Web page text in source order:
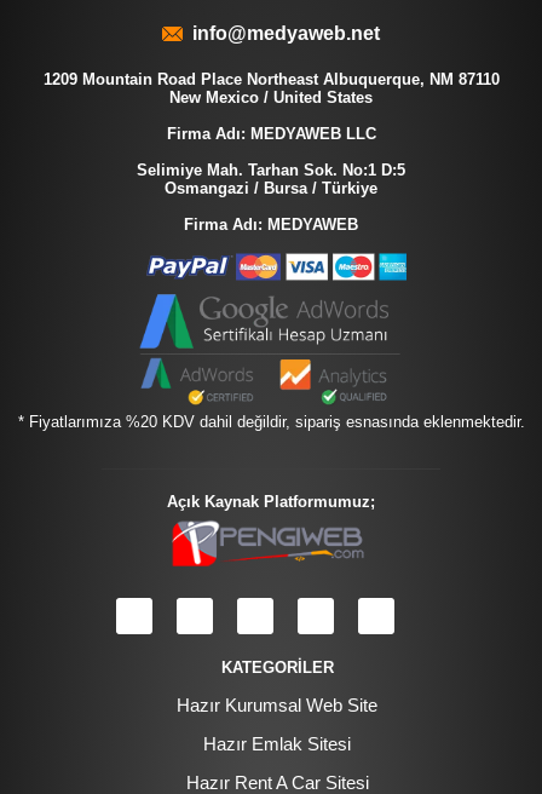
info@medyaweb.net
1209 Mountain Road Place Northeast Albuquerque, NM 87110
New Mexico / United States
Firma Adı: MEDYAWEB LLC
Selimiye Mah. Tarhan Sok. No:1 D:5
Osmangazi / Bursa / Türkiye
Firma Adı: MEDYAWEB
* Fiyatlarımıza %20 KDV dahil değildir, sipariş esnasında eklenmektedir.
Açık Kaynak Platformumuz;
KATEGORİLER
Hazır Kurumsal Web Site
Hazır Emlak Sitesi
Hazır Rent A Car Sitesi